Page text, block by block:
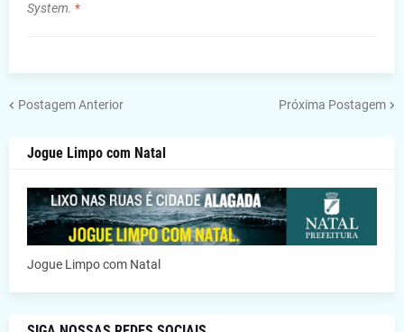
System. *
Postagem Anterior Próxima Postagem
Jogue Limpo com Natal
Jogue Limpo com Natal